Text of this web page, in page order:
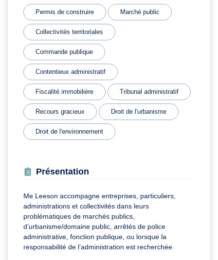
Permis de construire Marché public
Collectivités territoriales
Commande publique
Contentieux administratif
Fiscalité immobilière Tribunal administratif
Recours gracieux Droit de l'urbanisme
Droit de l'environnement
Présentation
Me Leeson accompagne entreprises, particuliers,
administrations et collectivités dans leurs
problématiques de marchés publics,
d’urbanisme/domaine public, arrêtés de police
administrative, fonction publique, ou lorsque la
responsabilité de l’administration est recherchée.